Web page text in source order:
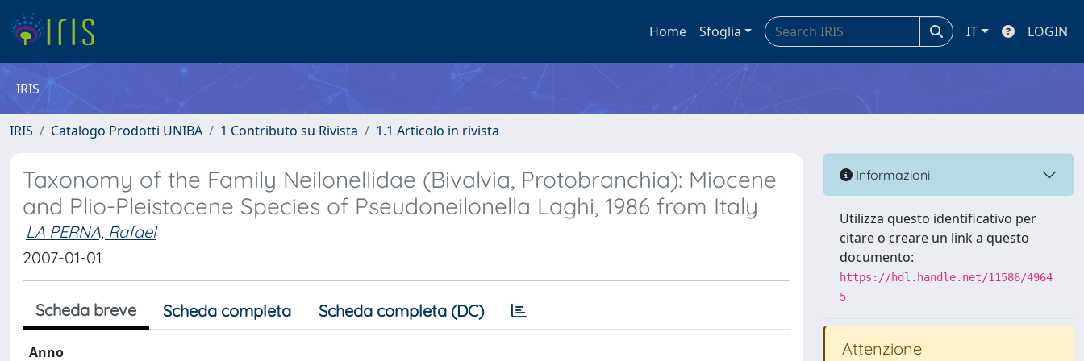
Home Sfoglia IT LOGIN
IRIS
IRIS Catalogo Prodotti UNIBA 1 Contributo su Rivista 1.1 Articolo in rivista
Taxonomy of the Family Neilonellidae (Bivalvia, Protobranchia): Miocene
and Plio-Pleistocene Species of Pseudoneilonella Laghi, 1986 from Italy
LA PERNA, Rafael
2007-01-01
Scheda breve Scheda completa Scheda completa (DC)
Anno
Informazioni
Utilizza questo identificativo per
citare o creare un link a questo
documento:
https://hdl.handle.net/11586/4964
5
Attenzione